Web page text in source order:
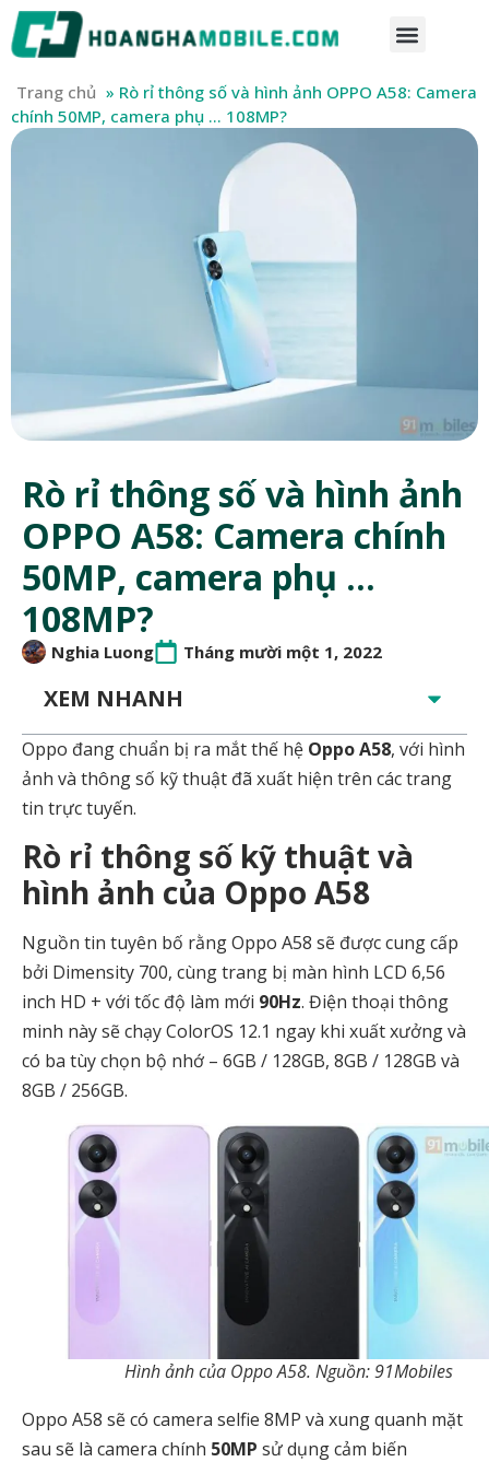
Trang chủ » Rò rỉ thông số và hình ảnh OPPO A58: Camera
chính 50MP, camera phụ … 108MP?
Rò rỉ thông số và hình ảnh
OPPO A58: Camera chính
50MP, camera phụ …
108MP?
Nghia Luong Tháng mười một 1, 2022
XEM NHANH
Oppo đang chuẩn bị ra mắt thế hệ Oppo A58, với hình
ảnh và thông số kỹ thuật đã xuất hiện trên các trang
tin trực tuyến.
Rò rỉ thông số kỹ thuật và
hình ảnh của Oppo A58
Nguồn tin tuyên bố rằng Oppo A58 sẽ được cung cấp
bởi Dimensity 700, cùng trang bị màn hình LCD 6,56
inch HD + với tốc độ làm mới 90Hz. Điện thoại thông
minh này sẽ chạy ColorOS 12.1 ngay khi xuất xưởng và
có ba tùy chọn bộ nhớ – 6GB / 128GB, 8GB / 128GB và
8GB / 256GB.
Hình ảnh của Oppo A58. Nguồn: 91Mobiles
Oppo A58 sẽ có camera selfie 8MP và xung quanh mặt
sau sẽ là camera chính 50MP sử dụng cảm biến